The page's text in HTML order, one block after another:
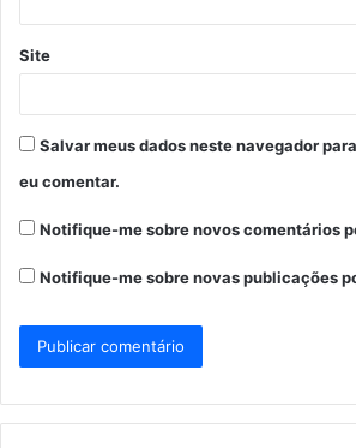
Site
Salvar meus dados neste navegador
eu comentar.
Notifique-me sobre novos comentários
Notifique-me sobre novas publicações